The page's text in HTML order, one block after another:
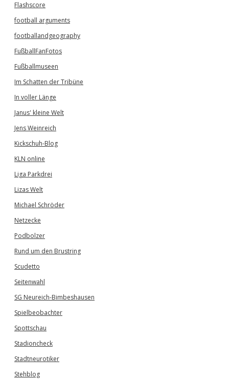
Flashscore
football arguments
footballandgeography
FußballFanFotos
Fußballmuseen
Im Schatten der Tribüne
In voller Länge
Janus' kleine Welt
Jens Weinreich
Kickschuh-Blog
KLN online
Liga Parkdrei
Lizas Welt
Michael Schröder
Netzecke
Podbolzer
Rund um den Brustring
Scudetto
Seitenwahl
SG Neureich-Bimbeshausen
Spielbeobachter
Spottschau
Stadioncheck
Stadtneurotiker
Stehblog